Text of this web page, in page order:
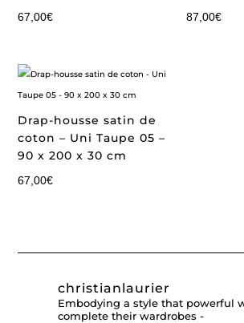
67,00€ 87,00€
Drap-housse satin de
coton – Uni Taupe 05 –
90 x 200 x 30 cm
67,00€
christianlaurier
Embodying a style that powerful
complete their wardrobes -